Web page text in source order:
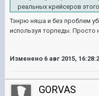
реальных крейсеров
Тэнрю няша и без проблем
используя торпеды. Просто
Изменено 6 авг 2015,
GORVAS